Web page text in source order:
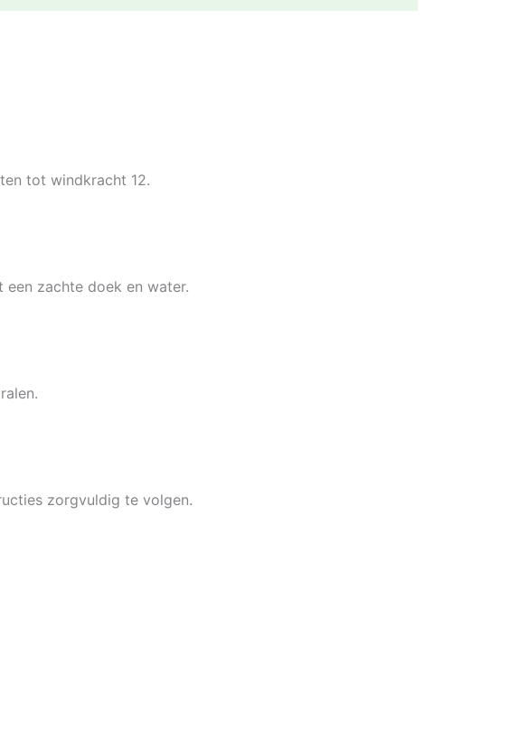
tot windkracht 12.
zachte doek en water.
zorgvuldig te volgen.